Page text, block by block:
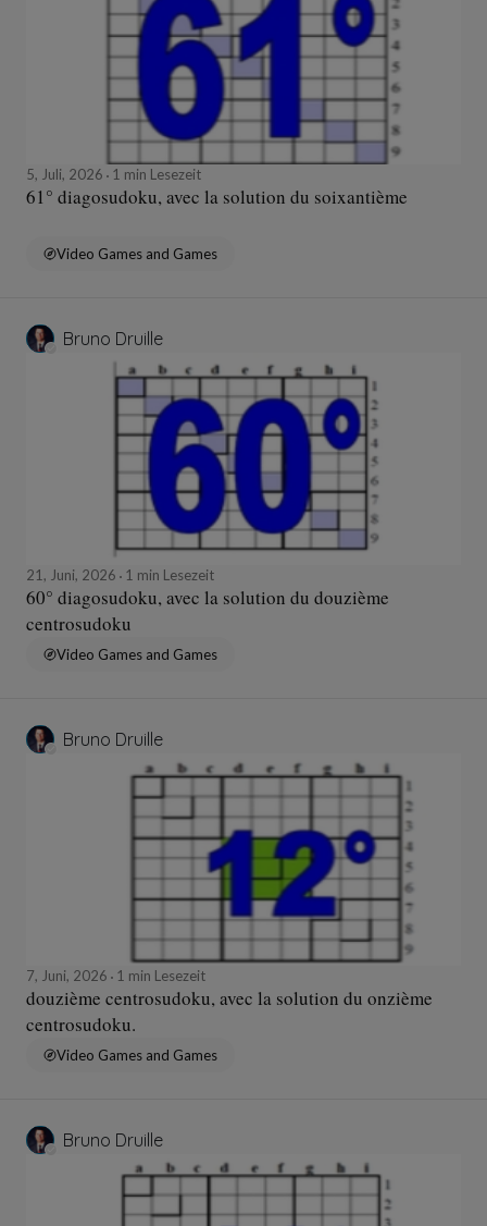
5, Juli, 2026 1 min Lesezeit
61° diagosudoku, avec la solution du soixantième
Video Games and Games
Bruno Druille
21, Juni, 2026 1 min Lesezeit
60° diagosudoku, avec la solution du douzième
centrosudoku
Video Games and Games
Bruno Druille
7, Juni, 2026 1 min Lesezeit
douzième centrosudoku, avec la solution du onzième
centrosudoku.
Video Games and Games
Bruno Druille